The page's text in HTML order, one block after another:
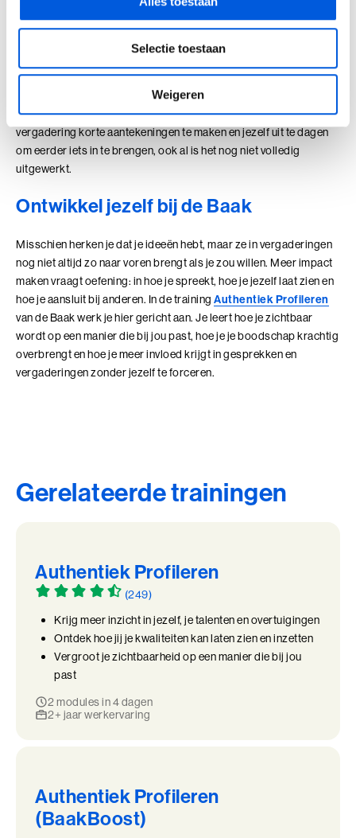
Selectie toestaan
Weigeren
Teamleiderschap
Veilig Leiden
Young Executives Program Compact
Je kunt het gesprek structureren door samen te vatten en vragen
te stellen. Daarmee neem je ruimte zonder direct de confrontatie
aan te gaan. Zo houd je invloed op de richting van het gesprek.
Wat als ik pas achteraf weet wat ik had willen zeggen?
Dat gebeurt vaak. Je kunt dit ondervangen door tijdens de
vergadering korte aantekeningen te maken en jezelf uit te dagen
om eerder iets in te brengen, ook al is het nog niet volledig
uitgewerkt.
Ontwikkel jezelf bij de Baak
Misschien herken je dat je ideeën hebt, maar ze in vergaderingen
nog niet altijd zo naar voren brengt als je zou willen. Meer impact
maken vraagt oefening: in hoe je spreekt, hoe je jezelf laat zien en
hoe je aansluit bij anderen. In de training Authentiek Profileren
van de Baak werk je hier gericht aan. Je leert hoe je zichtbaar
wordt op een manier die bij jou past, hoe je je boodschap krachtig
overbrengt en hoe je meer invloed krijgt in gesprekken en
vergaderingen zonder jezelf te forceren.
Gerelateerde trainingen
Authentiek Profileren
(249)
Krijg meer inzicht in jezelf, je talenten en overtuigingen
Ontdek hoe jij je kwaliteiten kan laten zien en inzetten
Vergroot je zichtbaarheid op een manier die bij jou
past
2 modules in 4 dagen
2+ jaar werkervaring
Authentiek Profileren
(BaakBoost)